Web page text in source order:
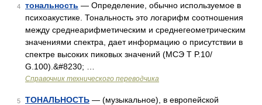
4 тональность — Определение, обычно используемое в
психоакустике. Тональность это логарифм соотношения
между среднеарифметическим и среднегеометрическим
значениями спектра, дает информацию о присутствии в
спектре высоких пиковых значений (МСЭ Т P.10/
G.100).&#8230; …
Справочник технического переводчика
5 ТОНАЛЬНОСТЬ — (музыкальное), в европейской